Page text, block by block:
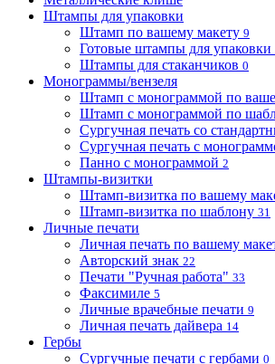
Штампы для упаковки
Штамп по вашему макету 9
Готовые штампы для упаковки
Штампы для стаканчиков 0
Монограммы/вензеля
Штамп с монограммой по
Штамп с монограммой по
Сургучная печать со
Сургучная печать с
Панно с монограммой 2
Штампы-визитки
Штамп-визитка по вашему
Штамп-визитка по шаблону 31
Личные печати
Личная печать по вашему
Авторский знак 22
Печати "Ручная работа" 33
Факсимиле 5
Личные врачебные печати 9
Личная печать дайвера 14
Гербы
Сургучные печати с гербами 0